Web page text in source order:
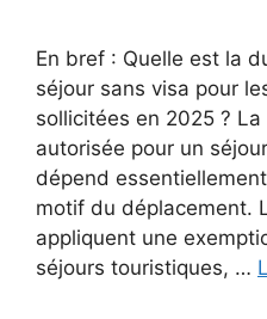
En bref : Quelle est la
séjour sans visa pour
sollicitées en 2025 ?
autorisée pour un
dépend
motif du déplacement.
appliquent une
séjours touristiques, …